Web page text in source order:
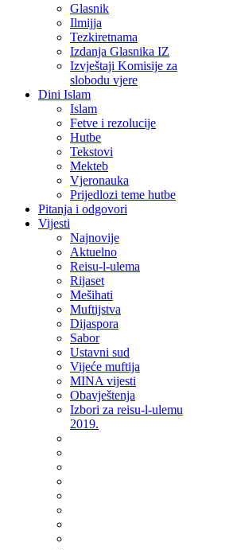
Glasnik
Ilmijja
Tezkiretnama
Izdanja Glasnika IZ
Izvještaji Komisije za
slobodu vjere
Dini Islam
Islam
Fetve i rezolucije
Hutbe
Tekstovi
Mekteb
Vjeronauka
Prijedlozi teme hutbe
Pitanja i odgovori
Vijesti
Najnovije
Aktuelno
Reisu-l-ulema
Rijaset
Mešihati
Muftijstva
Dijaspora
Sabor
Ustavni sud
Vijeće muftija
MINA vijesti
Obavještenja
Izbori za reisu-l-ulemu
2019.